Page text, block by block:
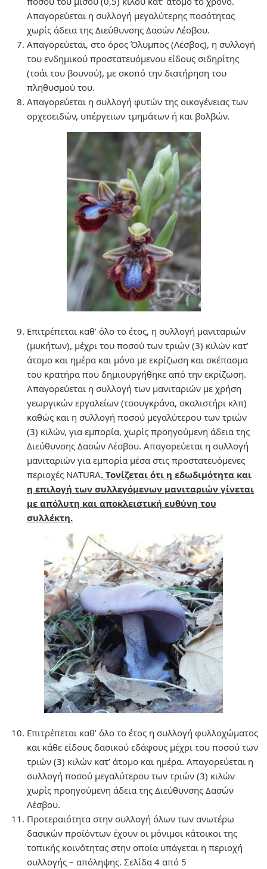
Απαγορεύεται η συλλογή μεγαλύτερης ποσότητας
χωρίς άδεια της Διεύθυνσης Δασών Λέσβου.
Απαγορεύεται, στο όρος Όλυμπος (Λέσβος), η συλλογή
του ενδημικού προστατευόμενου είδους σιδηρίτης
(τσάι του βουνού), με σκοπό την διατήρηση του
πληθυσμού του.
Απαγορεύεται η συλλογή φυτών της οικογένειας των
ορχεοειδών, υπέργειων τμημάτων ή και βολβών.
Επιτρέπεται καθ’ όλο το έτος, η συλλογή μανιταριών
(μυκήτων), μέχρι του ποσού των τριών (3) κιλών κατ’
άτομο και ημέρα και µόνο µε εκρίζωση και σκέπασμα
του κρατήρα που δημιουργήθηκε από την εκρίζωση.
Απαγορεύεται η συλλογή των μανιταριών με χρήση
γεωργικών εργαλείων (τσουγκράνα, σκαλιστήρι κλπ)
καθώς και η συλλογή ποσού μεγαλύτερου των τριών
(3) κιλών, για εμπορία, χωρίς προηγούμενη άδεια της
Διεύθυνσης Δασών Λέσβου. Απαγορεύεται η συλλογή
μανιταριών για εμπορία μέσα στις προστατευόμενες
περιοχές NATURA. Τονίζεται ότι η εδωδιμότητα και
η επιλογή των συλλεγόμενων μανιταριών γίνεται
µε απόλυτη και αποκλειστική ευθύνη του
συλλέκτη.
Επιτρέπεται καθ’ όλο το έτος η συλλογή φυλλοχώματος
και κάθε είδους δασικού εδάφους μέχρι του ποσού των
τριών (3) κιλών κατ’ άτομο και ημέρα. Απαγορεύεται η
συλλογή ποσού μεγαλύτερου των τριών (3) κιλών
χωρίς προηγούμενη άδεια της Διεύθυνσης Δασών
Λέσβου.
Προτεραιότητα στην συλλογή όλων των ανωτέρω
δασικών προϊόντων έχουν οι μόνιμοι κάτοικοι της
τοπικής κοινότητας στην οποία υπάγεται η περιοχή
συλλογής – απόληψης. Σελίδα 4 από 5